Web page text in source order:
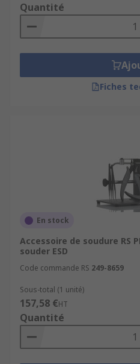
Quantité
Fiches
En stock
Accessoire de soudure RS
souder ESD
Code commande RS 249-8659
Sous-total (1 unité)
157,58 €HT
Quantité